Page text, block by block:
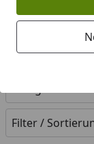
Ihre
Filter /